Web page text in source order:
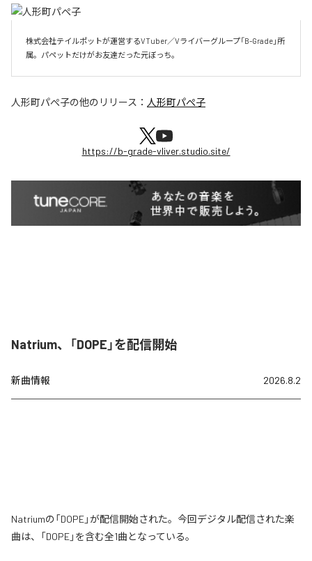
株式会社テイルポットが運営するVTuber／Vライバーグループ「B-Grade」所
属。パペットだけがお友達だった元ぼっち。
人形町パぺ子の他のリリース： 人形町パぺ子
https://b-grade-vliver.studio.site/
Natrium、「DOPE」を配信開始
新曲情報 2026.8.2
Natriumの「DOPE」が配信開始された。今回デジタル配信された楽
曲は、「DOPE」を含む全1曲となっている。